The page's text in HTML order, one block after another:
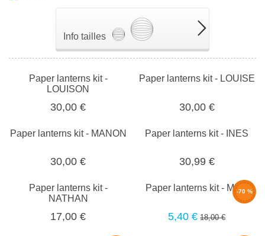
Info tailles
Paper lanterns kit -
LOUISON
30,00 €
Paper lanterns kit - LOUISE
30,00 €
Paper lanterns kit - MANON
30,00 €
Paper lanterns kit - INES
30,99 €
Paper lanterns kit -
NATHAN
17,00 €
-70 %
Paper lanterns kit - MILA
5,40 € 18,00 €